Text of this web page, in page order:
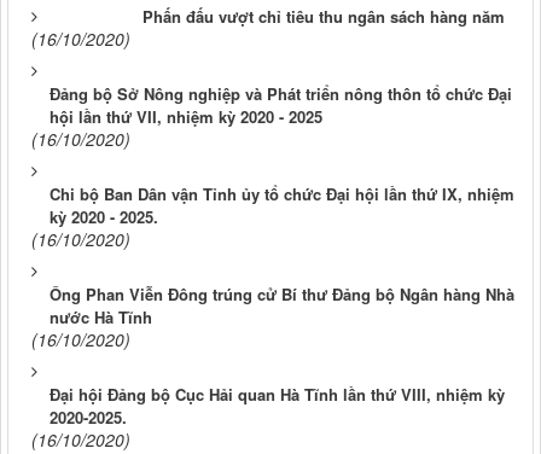
Phấn đấu vượt chỉ tiêu thu ngân sách hàng năm
(16/10/2020)
Đảng bộ Sở Nông nghiệp và Phát triển nông thôn tổ chức Đại
hội lần thứ VII, nhiệm kỳ 2020 - 2025
(16/10/2020)
Chi bộ Ban Dân vận Tỉnh ủy tổ chức Đại hội lần thứ IX, nhiệm
kỳ 2020 - 2025.
(16/10/2020)
Ông Phan Viễn Đông trúng cử Bí thư Đảng bộ Ngân hàng Nhà
nước Hà Tĩnh
(16/10/2020)
Đại hội Đảng bộ Cục Hải quan Hà Tĩnh lần thứ VIII, nhiệm kỳ
2020-2025.
(16/10/2020)